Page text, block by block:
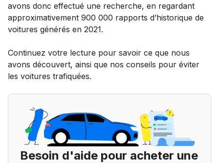
avons donc effectué une recherche, en regardant
approximativement 900 000 rapports d’historique de
voitures générés en 2021.
Continuez votre lecture pour savoir ce que nous
avons découvert, ainsi que nos conseils pour éviter
les voitures trafiquées.
Besoin d'aide pour acheter une